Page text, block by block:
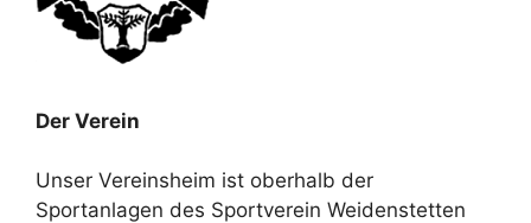
Der Verein
Unser Vereinsheim ist oberhalb der
Sportanlagen des Sportverein Weidenstetten